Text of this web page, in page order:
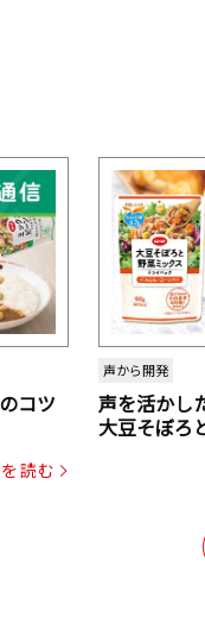
コツ
読む
声から開発
声を活かし
大豆そぼろ